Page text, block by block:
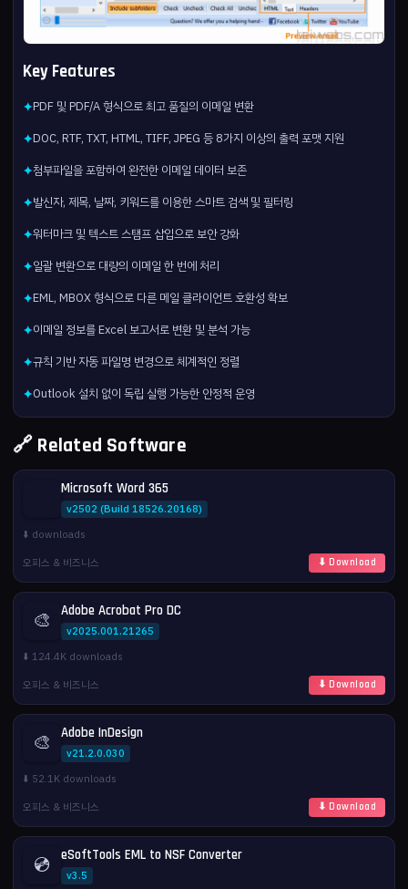
Key Features
✦PDF 및 PDF/A 형식으로 최고 품질의 이메일 변환
✦DOC, RTF, TXT, HTML, TIFF, JPEG 등 8가지 이상의 출력 포맷 지원
✦첨부파일을 포함하여 완전한 이메일 데이터 보존
✦발신자, 제목, 날짜, 키워드를 이용한 스마트 검색 및 필터링
✦워터마크 및 텍스트 스탬프 삽입으로 보안 강화
✦일괄 변환으로 대량의 이메일 한 번에 처리
✦EML, MBOX 형식으로 다른 메일 클라이언트 호환성 확보
✦이메일 정보를 Excel 보고서로 변환 및 분석 가능
✦규칙 기반 자동 파일명 변경으로 체계적인 정렬
✦Outlook 설치 없이 독립 실행 가능한 안정적 운영
🔗 Related Software
Microsoft Word 365
v2502 (Build 18526.20168)
⬇️ downloads
오피스 & 비즈니스
⬇ Download
🎨 Adobe Acrobat Pro DC
v2025.001.21265
⬇️ 124.4K downloads
오피스 & 비즈니스
⬇ Download
🎨 Adobe InDesign
v21.2.0.030
⬇️ 52.1K downloads
오피스 & 비즈니스
⬇ Download
💿 eSoftTools EML to NSF Converter
v3.5